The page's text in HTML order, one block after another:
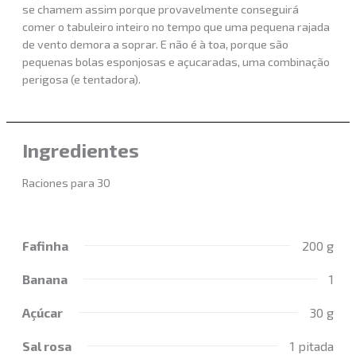
se chamem assim porque provavelmente conseguirá
comer o tabuleiro inteiro no tempo que uma pequena rajada
de vento demora a soprar. E não é à toa, porque são
pequenas bolas esponjosas e açucaradas, uma combinação
perigosa (e tentadora).
Ingredientes
Raciones para 30
Fafinha 200 g
Banana 1
Açúcar 30 g
Sal rosa 1 pitada